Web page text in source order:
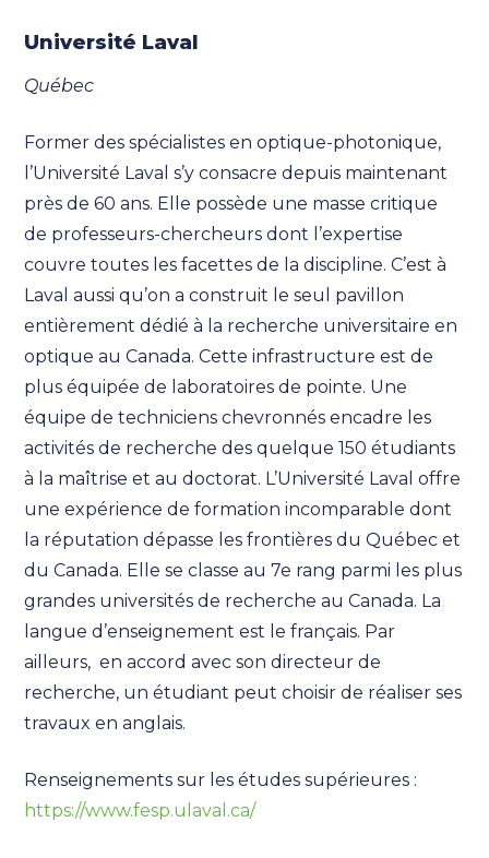
Université Laval
Québec
Former des spécialistes en optique-photonique,
l’Université Laval s’y consacre depuis maintenant
près de 60 ans. Elle possède une masse critique
de professeurs-chercheurs dont l’expertise
couvre toutes les facettes de la discipline. C’est à
Laval aussi qu’on a construit le seul pavillon
entièrement dédié à la recherche universitaire en
optique au Canada. Cette infrastructure est de
plus équipée de laboratoires de pointe. Une
équipe de techniciens chevronnés encadre les
activités de recherche des quelque 150 étudiants
à la maîtrise et au doctorat. L’Université Laval offre
une expérience de formation incomparable dont
la réputation dépasse les frontières du Québec et
du Canada. Elle se classe au 7e rang parmi les plus
grandes universités de recherche au Canada. La
langue d’enseignement est le français. Par
ailleurs, en accord avec son directeur de
recherche, un étudiant peut choisir de réaliser ses
travaux en anglais.
Renseignements sur les études supérieures :
https://www.fesp.ulaval.ca/